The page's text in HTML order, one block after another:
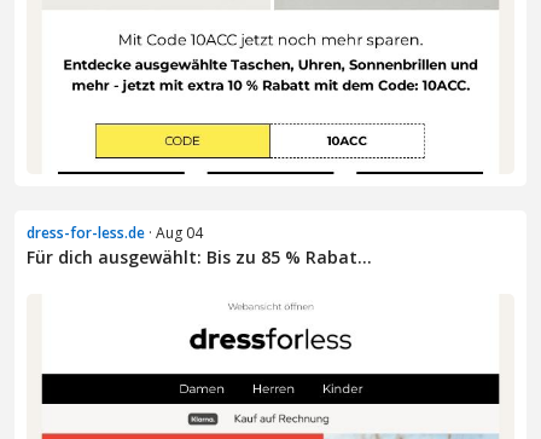
dress-for-less.de · Aug 04
Für dich ausgewählt: Bis zu 85 % Rabat...